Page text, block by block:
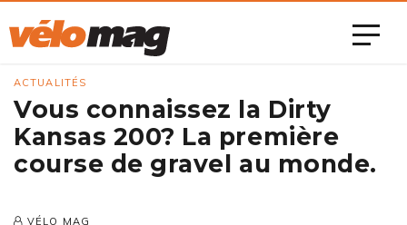
ACTUALITÉS
Vous connaissez la Dirty
Kansas 200? La première
course de gravel au monde.
VÉLO MAG